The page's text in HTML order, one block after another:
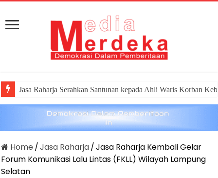
Jasa Raharja Serahkan Santunan kepada Ahli Waris Korban
Home /Jasa Raharja/Jasa Raharja Kembali Gelar
Forum Komunikasi Lalu Lintas (FKLL) Wilayah Lampung
Selatan